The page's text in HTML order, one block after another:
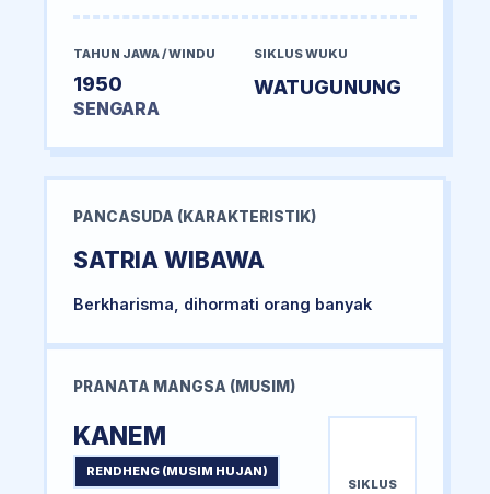
TAHUN JAWA / WINDU
1950
SENGARA
SIKLUS WUKU
WATUGUNUNG
PANCASUDA (KARAKTERISTIK)
SATRIA WIBAWA
Berkharisma, dihormati orang banyak
PRANATA MANGSA (MUSIM)
KANEM
RENDHENG (MUSIM HUJAN)
SIKLUS